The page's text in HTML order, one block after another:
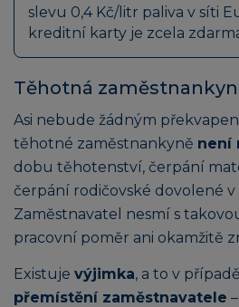
slevu 0,4 Kč/litr paliva v síti
kreditní karty je zcela
Těhotná
Asi nebude žádným
těhotné zaměstnankyně není
dobu těhotenství, čerpání
čerpání rodičovské dovolené v
Zaměstnavatel nesmí s
pracovní poměr ani okamžitě
Existuje výjimka, a to v případě
přemístění zaměstnavatele